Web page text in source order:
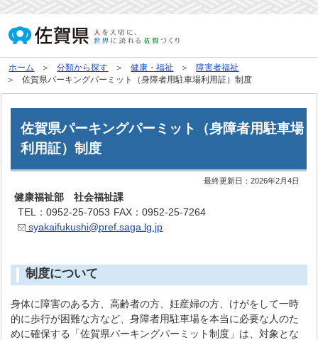
ホーム 分類から探す 健康・福祉
障害者福祉
佐賀県パーキングパーミット（身障者用駐車場利用証）制度
佐賀県パーキングパーミット（身障者用駐車場
利用証）制度
最終更新日：2026年2月4日
健康福祉部 社会福祉課
TEL：0952-25-7053 FAX：0952-25-7264
syakaifukushi@pref.saga.lg.jp
制度について
身体に障害のある方、高齢者の方、妊産婦の方、けがをして一時
的に歩行が困難な方など、身障者用駐車場を本当に必要な人のた
めに確保する「佐賀県パーキングパーミット制度」は、対象とな